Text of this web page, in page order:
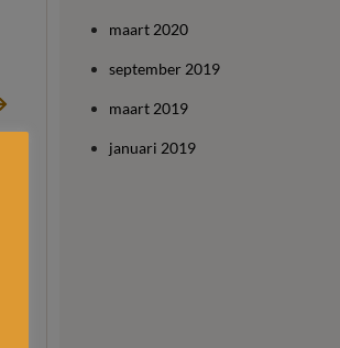
maart 2020
september 2019
maart 2019
januari 2019